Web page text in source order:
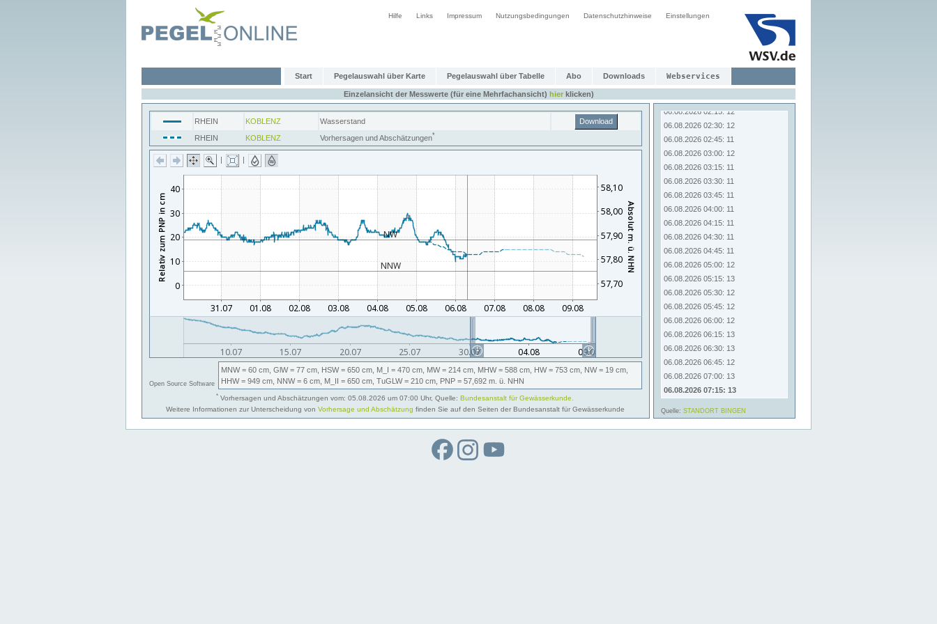
Hilfe Links Impressum Nutzungsbedingungen Datenschutzhinweise Einstellungen
Start Pegelauswahl über Karte Pegelauswahl über Tabelle Abo Downloads Webservices
Einzelansicht der Messwerte (für eine Mehrfachansicht) hierklicken)
RHEIN KOBLENZ Wasserstand
Download
RHEIN
KOBLENZ Vorhersagen und Abschätzungen*
| |
Open Source Software
MNW= 60 cm, GlW= 77 cm, HSW= 650 cm, M_I = 470 cm, MW= 214 cm, MHW= 588 cm, HW= 753 cm, NW= 19 cm,
HHW= 949 cm, NNW= 6 cm, M_II = 650 cm, TuGLW= 210 cm, PNP = 57,692 m. ü. NHN
* Vorhersagen und Abschätzungen vom: 05.08.2026 um 07:00 Uhr, Quelle: Bundesanstalt für Gewässerkunde.
Weitere Informationen zur Unterscheidung von Vorhersage und Abschätzung finden Sie auf den Seiten der Bundesanstalt für Gewässerkunde
06.08.2026 00:30: 12
06.08.2026 01:30: 12
06.08.2026 01:45: 12
06.08.2026 02:15: 12
06.08.2026 02:30: 12
06.08.2026 02:45: 11
06.08.2026 03:00: 12
06.08.2026 03:15: 11
06.08.2026 03:30: 11
06.08.2026 03:45: 11
06.08.2026 04:00: 11
06.08.2026 04:15: 11
06.08.2026 04:30: 11
06.08.2026 04:45: 11
06.08.2026 05:00: 12
06.08.2026 05:15: 13
06.08.2026 05:30: 12
06.08.2026 05:45: 12
06.08.2026 06:00: 12
06.08.2026 06:15: 13
06.08.2026 06:30: 13
06.08.2026 06:45: 12
06.08.2026 07:00: 13
06.08.2026 07:15: 13
Quelle: STANDORT BINGEN